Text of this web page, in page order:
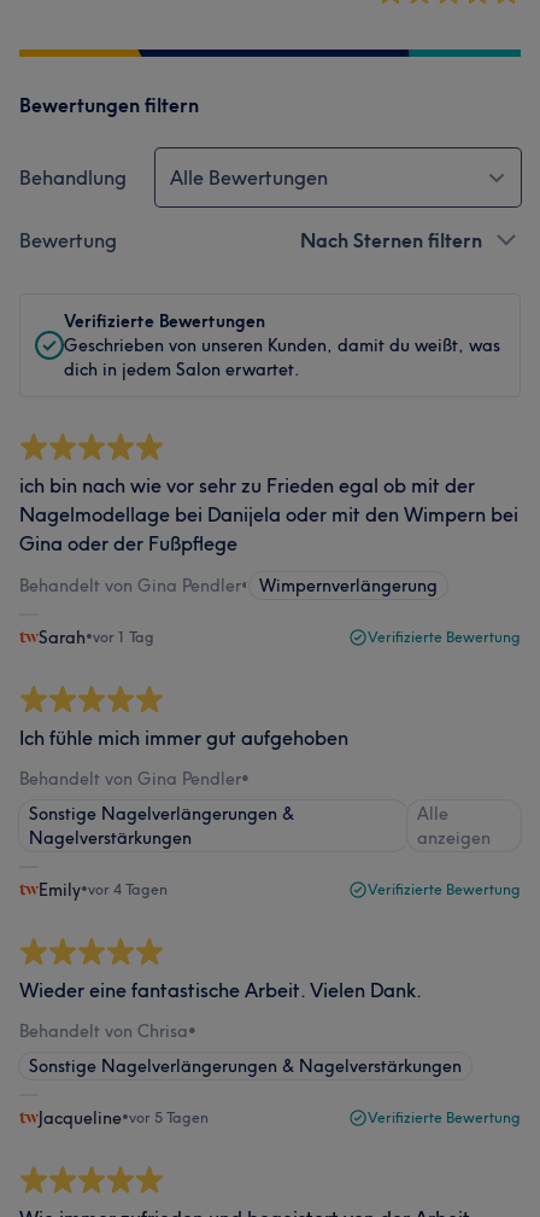
Bewertungen filtern
Behandlung Alle Bewertungen
Bewertung Nach Sternen filtern
Verifizierte Bewertungen
Geschrieben von unseren Kunden, damit du weißt, was
dich in jedem Salon erwartet.
ich bin nach wie vor sehr zu Frieden egal ob mit der
Nagelmodellage bei Danijela oder mit den Wimpern bei
Gina oder der Fußpflege
Behandelt von Gina Pendler• Wimpernverlängerung
Sarah•vor 1 Tag Verifizierte Bewertung
Ich fühle mich immer gut aufgehoben
Behandelt von Gina Pendler•
Sonstige Nagelverlängerungen &
Nagelverstärkungen
Alle
anzeigen
Emily•vor 4 Tagen Verifizierte Bewertung
Wieder eine fantastische Arbeit. Vielen Dank.
Behandelt von Chrisa•
Sonstige Nagelverlängerungen & Nagelverstärkungen
Jacqueline•vor 5 Tagen Verifizierte Bewertung